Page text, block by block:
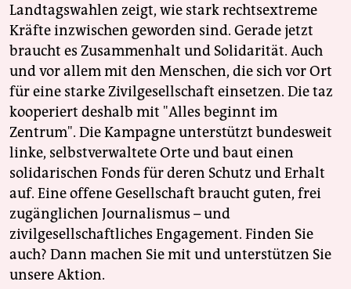
Landtagswahlen zeigt, wie stark rechtsextreme
Kräfte inzwischen geworden sind. Gerade jetzt
braucht es Zusammenhalt und Solidarität. Auch
und vor allem mit den Menschen, die sich vor Ort
für eine starke Zivilgesellschaft einsetzen. Die taz
kooperiert deshalb mit "Alles beginnt im
Zentrum". Die Kampagne unterstützt bundesweit
linke, selbstverwaltete Orte und baut einen
solidarischen Fonds für deren Schutz und Erhalt
auf. Eine offene Gesellschaft braucht guten, frei
zugänglichen Journalismus – und
zivilgesellschaftliches Engagement. Finden Sie
auch? Dann machen Sie mit und unterstützen Sie
unsere Aktion.